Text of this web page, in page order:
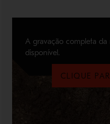
A gravação completa da
disponível.
CLIQUE